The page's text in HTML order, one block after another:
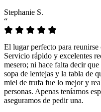
Stephanie S.
“
El lugar perfecto para
Servicio rápido y excelentes
mesero; ni hace falta decir
sopa de lentejas y la tabla de
miel de trufa fue lo mejor y
personas. Apenas teníamos
aseguramos de pedir una.